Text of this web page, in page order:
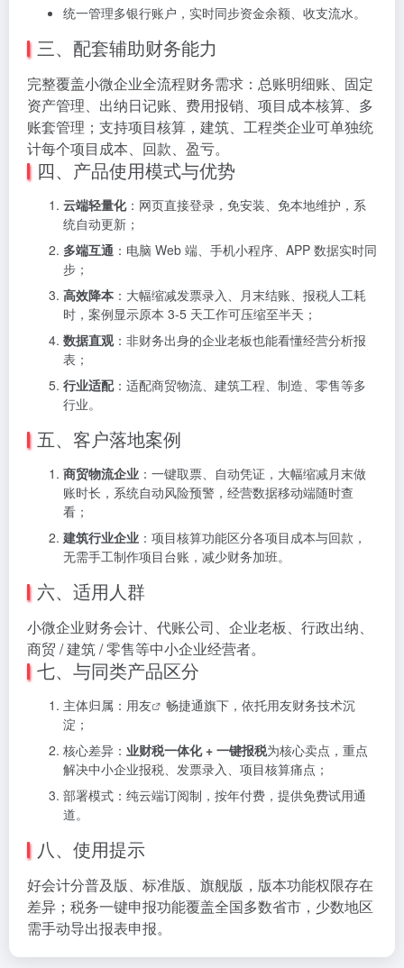
统一管理多银行账户，实时同步资金余额、收支流水。
三、配套辅助财务能力
完整覆盖小微企业全流程财务需求：总账明细账、固定
资产管理、出纳日记账、费用报销、项目成本核算、多
账套管理；支持项目核算，建筑、工程类企业可单独统
计每个项目成本、回款、盈亏。
四、产品使用模式与优势
云端轻量化：网页直接登录，免安装、免本地维护，系
统自动更新；
多端互通 ：电脑 Web 端、手机小程序、APP 数据实时同
步；
高效降本 ：大幅缩减发票录入、月末结账、报税人工耗
时，案例显示原本 3-5 天工作可压缩至半天；
数据直观：非财务出身的企业老板也能看懂经营分析报
表；
行业适配：适配商贸物流、建筑工程、制造、零售等多
行业。
五、客户落地案例
商贸物流企业 ：一键取票、自动凭证，大幅缩减月末做
账时长，系统自动风险预警，经营数据移动端随时查
看；
建筑行业企业 ：项目核算功能区分各项目成本与回款，
无需手工制作项目台账，减少财务加班。
六、适用人群
小微企业财务会计、代账公司、企业老板、行政出纳、
商贸 / 建筑 / 零售等中小企业经营者。
七、与同类产品区分
主体归属： 用友
畅捷通旗下，依托用友财务技术沉
淀；
核心差异： 业财税一体化 + 一键报税为核心卖点，重点
解决中小企业报税、发票录入、项目核算痛点；
部署模式：纯云端订阅制，按年付费，提供免费试用通
道。
八、使用提示
好会计分普及版、标准版、旗舰版，版本功能权限存在
差异；税务一键申报功能覆盖全国多数省市，少数地区
需手动导出报表申报。